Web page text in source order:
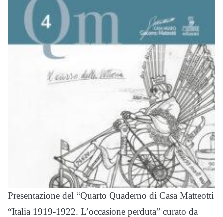
Presentazione del “Quarto Quaderno di Casa Matteotti
“Italia 1919-1922. L’occasione perduta” curato da